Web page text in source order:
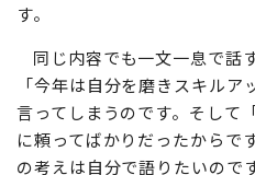
す。
同じ内容でも一文一息で話
「今年は自分を磨きスキル
言ってしまうのです。そして
に頼ってばかりだったからで
の考えは自分で語りたいので